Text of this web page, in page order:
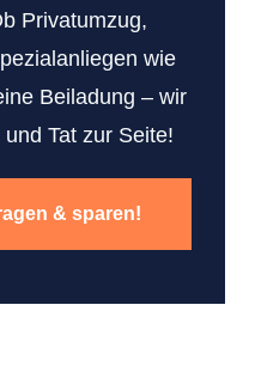
Privatumzug,
wie
Beiladung – wir
Tat zur Seite!
& sparen!